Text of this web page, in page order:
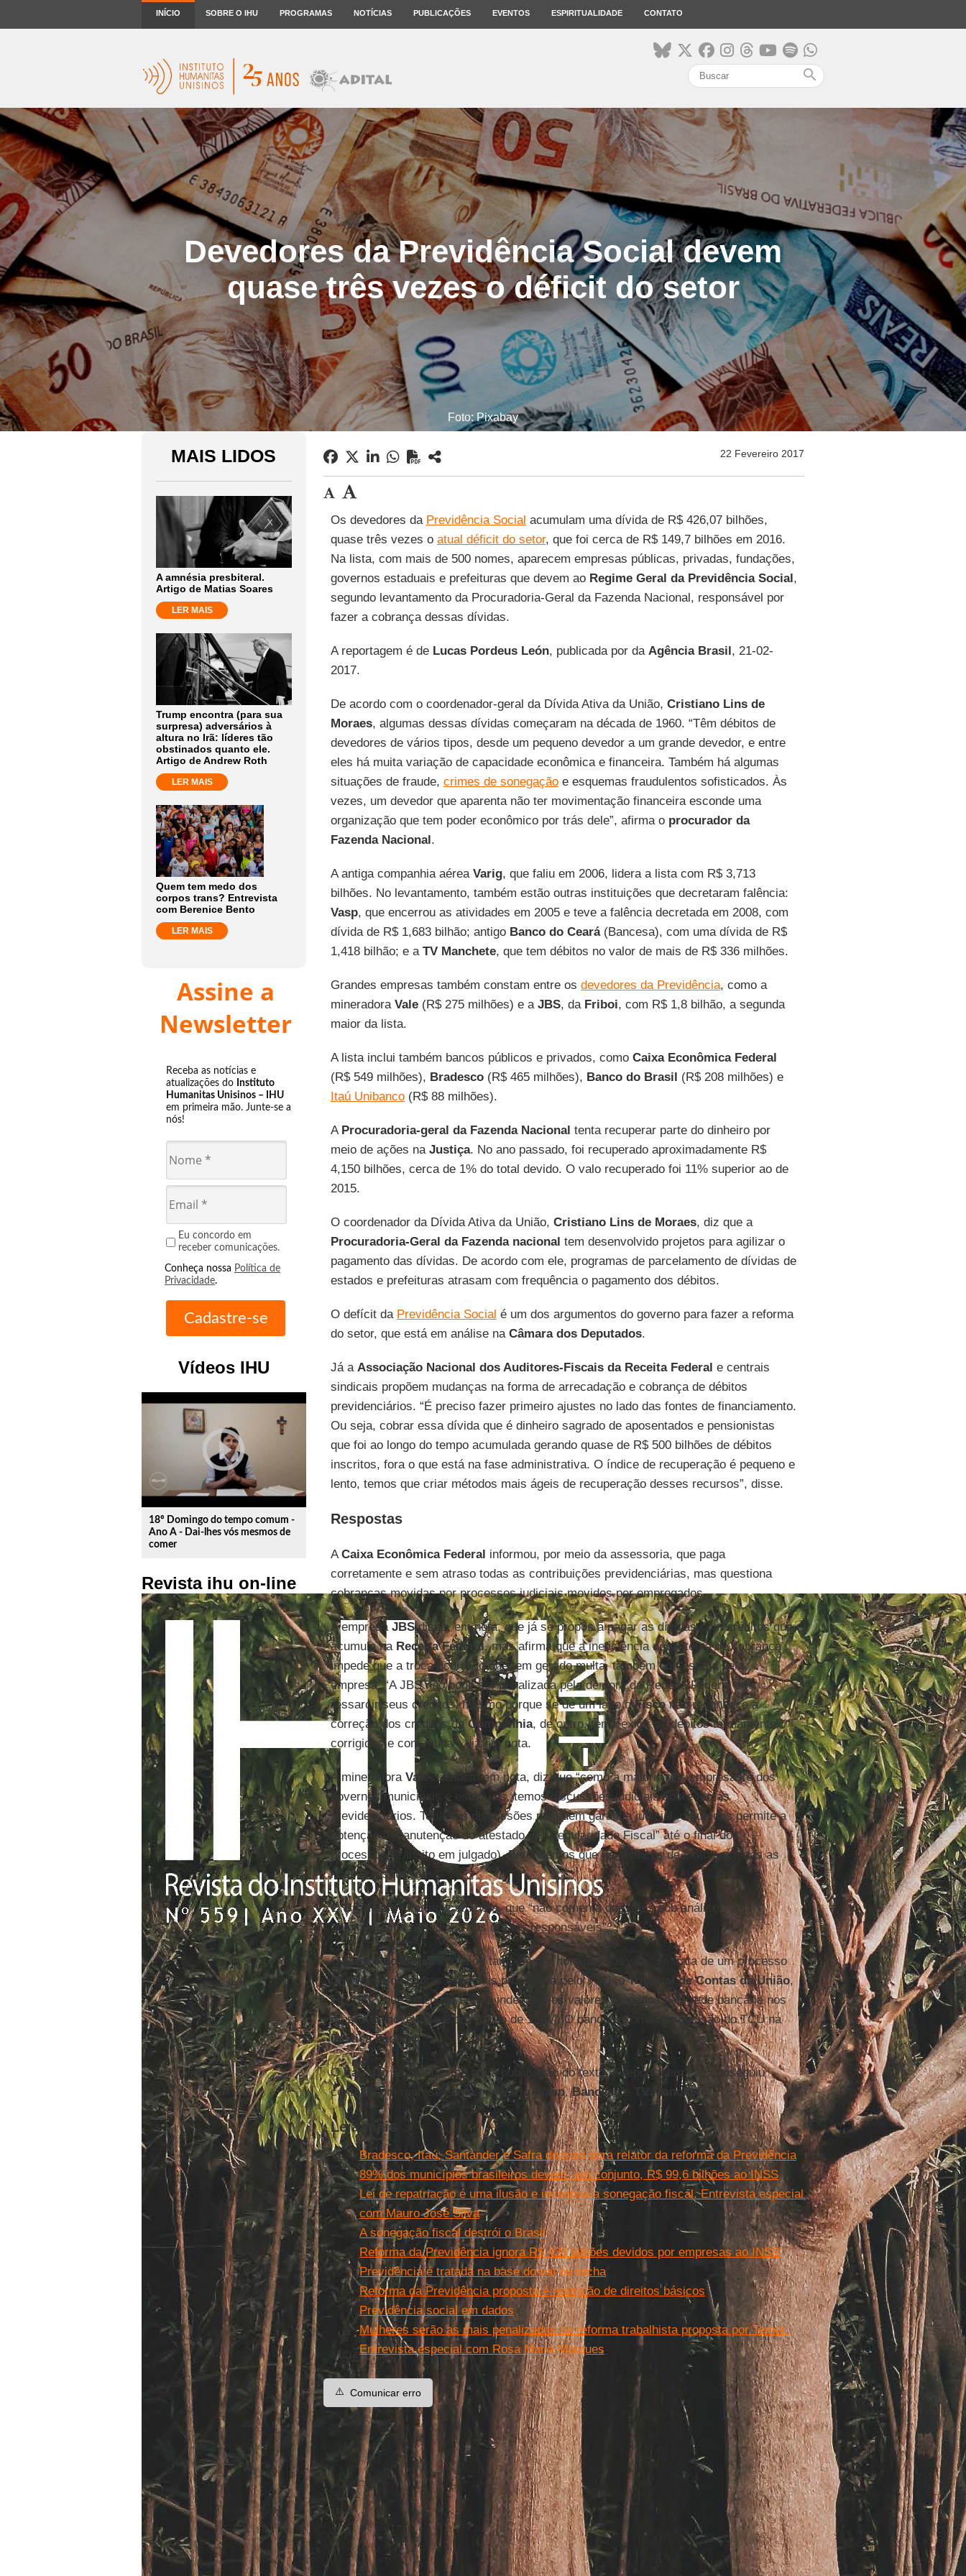
INÍCIO SOBRE O IHU PROGRAMAS NOTÍCIAS PUBLICAÇÕES EVENTOS ESPIRITUALIDADE CONTATO
search
Devedores da Previdência Social devem
quase três vezes o déficit do setor
Foto: Pixabay
MAIS LIDOS
A amnésia presbiteral.
Artigo de Matias Soares
LER MAIS
Trump encontra (para sua
surpresa) adversários à
altura no Irã: líderes tão
obstinados quanto ele.
Artigo de Andrew Roth
LER MAIS
Quem tem medo dos
corpos trans? Entrevista
com Berenice Bento
LER MAIS
Assine a
Newsletter
Receba as notícias e
atualizações do Instituto
Humanitas Unisinos – IHU
em primeira mão. Junte-se a
nós!
Eu concordo em
receber comunicações.
Conheça nossa Política de
Privacidade.
Vídeos IHU
play_circle_outline
18º Domingo do tempo comum -
Ano A - Dai-lhes vós mesmos de
comer
Revista ihu on-line
22 Fevereiro 2017
Os devedores da Previdência Social acumulam uma dívida de R$ 426,07 bilhões,
quase três vezes o atual déficit do setor, que foi cerca de R$ 149,7 bilhões em 2016.
Na lista, com mais de 500 nomes, aparecem empresas públicas, privadas, fundações,
governos estaduais e prefeituras que devem ao Regime Geral da Previdência Social,
segundo levantamento da Procuradoria-Geral da Fazenda Nacional, responsável por
fazer a cobrança dessas dívidas.
A reportagem é de Lucas Pordeus León, publicada por da Agência Brasil, 21-02-
2017.
De acordo com o coordenador-geral da Dívida Ativa da União, Cristiano Lins de
Moraes, algumas dessas dívidas começaram na década de 1960. “Têm débitos de
devedores de vários tipos, desde um pequeno devedor a um grande devedor, e entre
eles há muita variação de capacidade econômica e financeira. Também há algumas
situações de fraude, crimes de sonegaçãoe esquemas fraudulentos sofisticados. Às
vezes, um devedor que aparenta não ter movimentação financeira esconde uma
organização que tem poder econômico por trás dele”, afirma o procurador da
Fazenda Nacional.
A antiga companhia aérea Varig, que faliu em 2006, lidera a lista com R$ 3,713
bilhões. No levantamento, também estão outras instituições que decretaram falência:
Vasp, que encerrou as atividades em 2005 e teve a falência decretada em 2008, com
dívida de R$ 1,683 bilhão; antigo Banco do Ceará(Bancesa), com uma dívida de R$
1,418 bilhão; e a TV Manchete, que tem débitos no valor de mais de R$ 336 milhões.
Grandes empresas também constam entre os devedores da Previdência, como a
mineradora Vale(R$ 275 milhões) e a JBS, da Friboi, com R$ 1,8 bilhão, a segunda
maior da lista.
A lista inclui também bancos públicos e privados, como Caixa Econômica Federal
(R$ 549 milhões), Bradesco(R$ 465 milhões), Banco do Brasil (R$ 208 milhões) e
Itaú Unibanco(R$ 88 milhões).
A Procuradoria-geral da Fazenda Nacional tenta recuperar parte do dinheiro por
meio de ações na Justiça. No ano passado, foi recuperado aproximadamente R$
4,150 bilhões, cerca de 1% do total devido. O valo recuperado foi 11% superior ao de
2015.
O coordenador da Dívida Ativa da União, Cristiano Lins de Moraes, diz que a
Procuradoria-Geral da Fazenda nacional tem desenvolvido projetos para agilizar o
pagamento das dívidas. De acordo com ele, programas de parcelamento de dívidas de
estados e prefeituras atrasam com frequência o pagamento dos débitos.
O defícit da Previdência Social é um dos argumentos do governo para fazer a reforma
do setor, que está em análise na Câmara dos Deputados.
Já a Associação Nacional dos Auditores-Fiscais da Receita Federal e centrais
sindicais propõem mudanças na forma de arrecadação e cobrança de débitos
previdenciários. “É preciso fazer primeiro ajustes no lado das fontes de financiamento.
Ou seja, cobrar essa dívida que é dinheiro sagrado de aposentados e pensionistas
que foi ao longo do tempo acumulada gerando quase de R$ 500 bilhões de débitos
inscritos, fora o que está na fase administrativa. O índice de recuperação é pequeno e
lento, temos que criar métodos mais ágeis de recuperação desses recursos”, disse.
Respostas
ACaixa Econômica Federal informou, por meio da assessoria, que paga
corretamente e sem atraso todas as contribuições previdenciárias, mas questiona
cobranças movidas por processos judiciais movidos por empregados.
A empresa JBSdisse, em nota, que já se propôs a pagar as dívidas com créditos que
acumula na Receita Federal, mas afirma que a ineficiência no sistema de cobrança
impede que a troca ocorra, o que tem gerado multa, também contestada pela
empresa. “A JBS não pode ser penalizada pela demora da Receita Federal em
ressarcir seus créditos, mesmo porque se de um lado oFisconão reconhece a
correção dos créditos daCompanhia, de outro, tenta exigir os débitos tardiamente,
corrigidos e com multa”, diz em nota.
A mineradora Vale
, também em nota, diz que “como a maioria das empresas e dos
governos municipais e estaduais, temos discussões judiciais sobre temas
previdenciários. Todas as discussões possuem garantia judicial, o que nos permite a
obtenção e manutenção do atestado de “Regularidade Fiscal” até o final dos
processos (trânsito em julgado). Entendemos que há chances de êxito em todas as
nossas discussões”.
OBradescoinformou, em nota, que “não comenta questões sob análise
administrativa ou judicial dos órgãos responsáveis”.
OBanco do Brasilinformou também por nota que a dívida “se trata de um processo
de tomada de contas especiais promovida pelo TCU, oTribunal de Contas da União,
em 1992, que entendeu serem indevidos os valores auferidos pela rede bancária nos
meses de novembro e dezembro de 1991”. O banco recorreu da decisão do TCU na
Justiça Federal.
OItaúnão se manifestou até a publicação do texto. A reportagem não conseguiu
contato com representantes da Varig, Vasp,Bancesae TV Manchete
Leia mais
Bradesco, Itaú, Santander e Safra doaram para relator da reforma da Previdência
89% dos municípios brasileiros devem, em conjunto, R$ 99,6 bilhões ao INSS
Lei de repatriação é uma ilusão e incentiva a sonegação fiscal. Entrevista especial
com Mauro José Silva
A sonegação fiscal destrói o Brasil
Reforma da Previdência ignora R$ 426 bilhões devidos por empresas ao INSS
Previdência é tratada na base do vai ou racha
Reforma da Previdência proposta é restrição de direitos básicos
Previdência social em dados
Mulheres serão as mais penalizadas na reforma trabalhista proposta por Temer.
Entrevista especial com Rosa Maria Marques
⚠️ Comunicar erro